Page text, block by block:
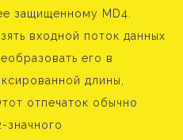
защищенному MD4.
входной поток данных
его в
длины,
отпечаток обычно
значного